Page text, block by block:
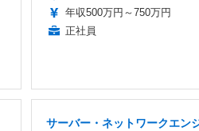
年収500万円～750万円
正社員
サーバー・ネットワークエン